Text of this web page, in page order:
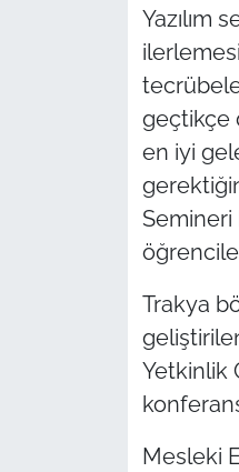
Yazılım
geçtikçe
en iyi
Semineri
Trakya
Yetkinlik
Mesleki